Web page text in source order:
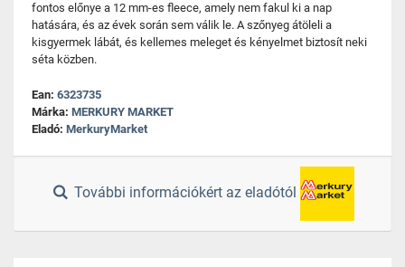
fontos előnye a 12 mm-es fleece, amely nem fakul ki a nap
hatására, és az évek során sem válik le. A szőnyeg átöleli a
kisgyermek lábát, és kellemes meleget és kényelmet biztosít neki
séta közben.
Ean: 6323735
Márka: MERKURY MARKET
Eladó: MerkuryMarket
További információkért az eladótól